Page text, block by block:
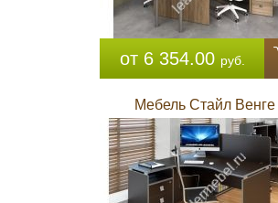
от 6 354.00 руб.
Мебель Стайл Венге